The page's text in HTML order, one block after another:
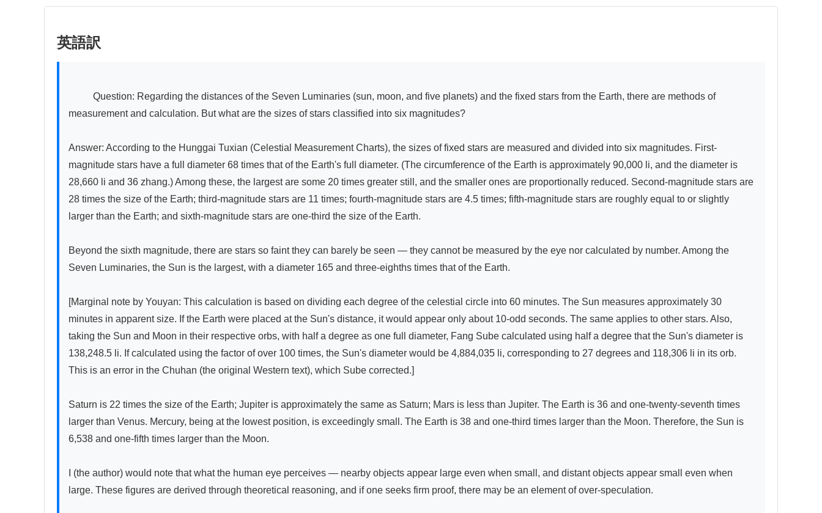
英語訳
measurement and calculation. But what are the sizes of stars classified into six magnitudes?
Answer: According to the Hunggai Tuxian (Celestial Measurement Charts), the sizes of fixed stars are measured and divided into six magnitudes. First-
magnitude stars have a full diameter 68 times that of the Earth's full diameter. (The circumference of the Earth is approximately 90,000 li, and the diameter is
28,660 li and 36 zhang.) Among these, the largest are some 20 times greater still, and the smaller ones are proportionally reduced. Second-magnitude stars are
28 times the size of the Earth; third-magnitude stars are 11 times; fourth-magnitude stars are 4.5 times; fifth-magnitude stars are roughly equal to or slightly
larger than the Earth; and sixth-magnitude stars are one-third the size of the Earth.
Beyond the sixth magnitude, there are stars so faint they can barely be seen — they cannot be measured by the eye nor calculated by number. Among the
Seven Luminaries, the Sun is the largest, with a diameter 165 and three-eighths times that of the Earth.
[Marginal note by Youyan: This calculation is based on dividing each degree of the celestial circle into 60 minutes. The Sun measures approximately 30
minutes in apparent size. If the Earth were placed at the Sun's distance, it would appear only about 10-odd seconds. The same applies to other stars. Also,
taking the Sun and Moon in their respective orbs, with half a degree as one full diameter, Fang Sube calculated using half a degree that the Sun's diameter is
138,248.5 li. If calculated using the factor of over 100 times, the Sun's diameter would be 4,884,035 li, corresponding to 27 degrees and 118,306 li in its orb.
This is an error in the Chuhan (the original Western text), which Sube corrected.]
Saturn is 22 times the size of the Earth; Jupiter is approximately the same as Saturn; Mars is less than Jupiter. The Earth is 36 and one-twenty-seventh times
larger than Venus. Mercury, being at the lowest position, is exceedingly small. The Earth is 38 and one-third times larger than the Moon. Therefore, the Sun is
6,538 and one-fifth times larger than the Moon.
I (the author) would note that what the human eye perceives — nearby objects appear large even when small, and distant objects appear small even when
large. These figures are derived through theoretical reasoning, and if one seeks firm proof, there may be an element of over-speculation.